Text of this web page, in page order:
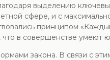
выделению
сфере, и с
принципом
в совершенстве умеют
закона. В связи с